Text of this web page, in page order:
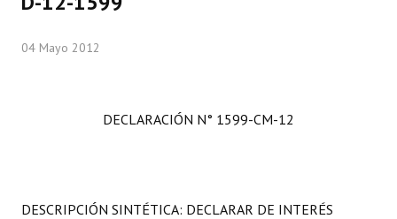
Comisiones Permanentes
LEGISLACIÓN
04 Mayo 2012
DECLARACIÓN N° 1599-CM-12
DESCRIPCIÓN SINTÉTICA: DECLARAR DE INTERÉS